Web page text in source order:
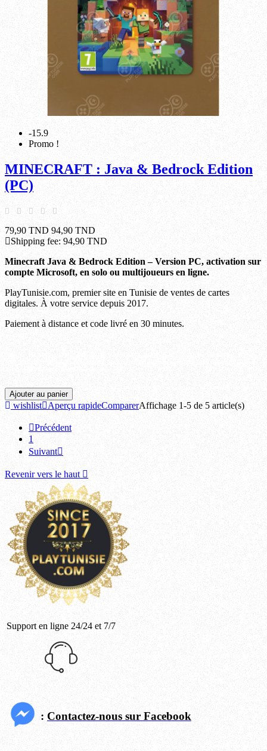
-15.9
Promo !
MINECRAFT : Java & Bedrock Edition
(PC)
79,90 TND 94,90 TND
Shipping fee: 94,90 TND
Minecraft Java & Bedrock Edition – Version PC, activation sur
compte Microsoft, en solo ou multijoueurs en ligne.
PlayTunisie.com, premier site en Tunisie de ventes de cartes
digitales. À votre service depuis 2017.
Paiement à distance et code livré en 30 minutes.
Ajouter au panier
wishlist Aperçu rapideComparerAffichage 1-5 de 5 article(s)
Précédent
1
Suivant
Revenir vers le haut 
Support en ligne 24/24 et 7/7
: Contactez-nous sur Facebook